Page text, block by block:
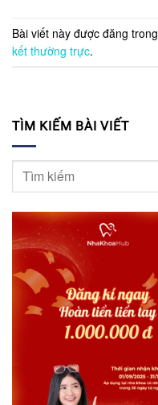
Bài viết này được đăng trong
kết thường trực.
TÌM KIẾM BÀI VIẾT